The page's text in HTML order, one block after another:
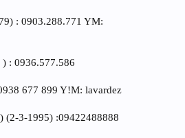
: 0903.288.771 YM:
: 0936.577.586
677 899 Y!M: lavardez
(2-3-1995) :09422488888